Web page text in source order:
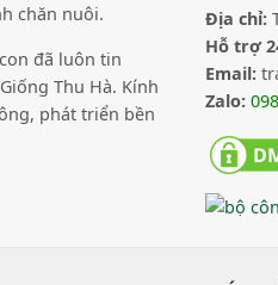
chăn nuôi.
đã luôn tin
Thu Hà. Kính
phát triển bền
Địa chỉ:
Hỗ trợ
Email:
Zalo: